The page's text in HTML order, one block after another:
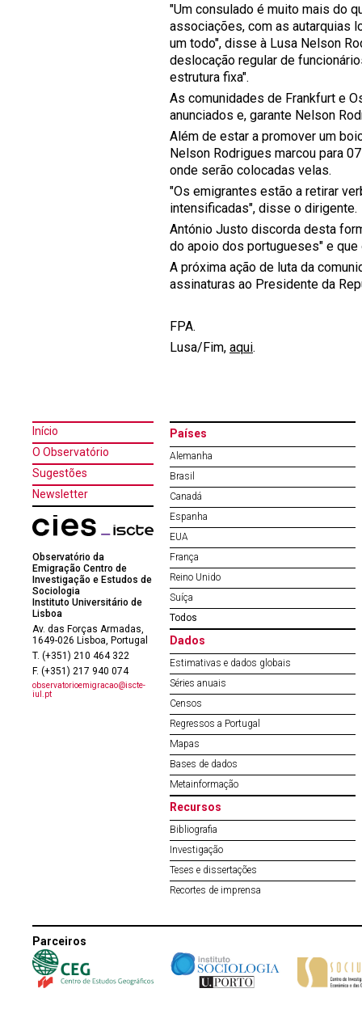
"Um consulado é muito mais do
associações, com as autarquias
um todo", disse à Lusa Nelson
deslocação regular de
estrutura fixa".
As comunidades de Frankfurt e
anunciados e, garante Nelson
Além de estar a promover um
Nelson Rodrigues marcou para
onde serão colocadas velas.
"Os emigrantes estão a retirar
intensificadas", disse o dirigente.
António Justo discorda desta
do apoio dos portugueses" e
A próxima ação de luta da
assinaturas ao Presidente da
FPA.
Lusa/Fim, aqui.
Início
O Observatório
Sugestões
Newsletter
Observatório da
Emigração Centro de
Investigação e Estudos de
Sociologia
Instituto Universitário de
Lisboa
Av. das Forças Armadas,
1649-026 Lisboa, Portugal
T. (+351) 210 464 322
F. (+351) 217 940 074
observatorioemigracao@iscte-
iul.pt
Países
Alemanha
Brasil
Canadá
Espanha
EUA
França
Reino Unido
Suíça
Todos
Dados
Estimativas e dados globais
Séries anuais
Censos
Regressos a Portugal
Mapas
Bases de dados
Metainformação
Recursos
Bibliografia
Investigação
Teses e dissertações
Recortes de imprensa
Parceiros